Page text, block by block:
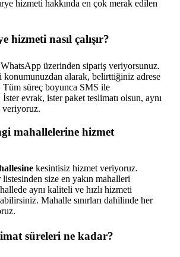
hizmeti hakkında en çok merak edilen
hizmeti nasıl çalışır?
üzerinden sipariş veriyorsunuz.
konumunuzdan alarak, belirttiğiniz adrese
Tüm süreç boyunca SMS ile
evrak, ister paket teslimatı olsun, aynı
veriyoruz.
mahallelerine hizmet
kesintisiz hizmet veriyoruz.
size en yakın mahalleri
aynı kaliteli ve hızlı hizmeti
Mahalle sınırları dahilinde her
süreleri ne kadar?